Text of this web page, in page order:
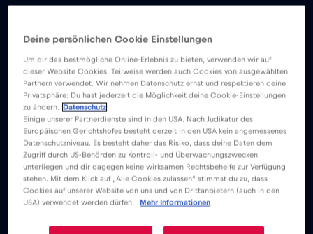
Deine persönlichen Cookie Einstellungen
Um dir das bestmögliche Online-Erlebnis zu bieten, verwenden wir auf
dieser Website Cookies. Teilweise werden auch Cookies von ausgewählten
Partnern verwendet. Wir nehmen Datenschutz ernst und respektieren deine
Privatsphäre: Du hast jederzeit die Möglichkeit deine Cookie-Einstellungen
zu ändern.
Datenschutz
Einige unserer Partnerdienste sind in den USA. Nach Judikatur des
Europäischen Gerichtshofes besteht derzeit in den USA kein angemessenes
Datenschutzniveau. Es besteht daher das Risiko, dass deine Daten dem
Zugriff durch US-Behörden zu Kontroll- und Überwachungszwecken
unterliegen und dir dagegen keine wirksamen Rechtsbehelfe zur Verfügung
stehen. Mit dem Klick auf „Alle Cookies zulassen“ stimmst du zu, dass
Cookies auf unserer Website von uns und von Drittanbietern (auch in den
USA) verwendet werden dürfen.
Mehr Informationen